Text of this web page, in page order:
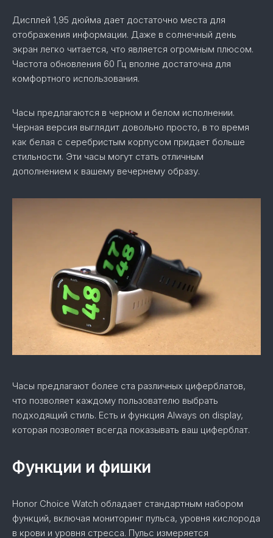
Дисплей 1,95 дюйма дает достаточно места для
отображения информации. Даже в солнечный день
экран легко читается, что является огромным плюсом.
Частота обновления 60 Гц вполне достаточна для
комфортного использования.
Часы предлагаются в черном и белом исполнении.
Черная версия выглядит довольно просто, в то время
как белая с серебристым корпусом придает больше
стильности. Эти часы могут стать отличным
дополнением к вашему вечернему образу.
Часы предлагают более ста различных циферблатов,
что позволяет каждому пользователю выбрать
подходящий стиль. Есть и функция Always on display,
которая позволяет всегда показывать ваш циферблат.
Функции и фишки
Honor Choice Watch обладает стандартным набором
функций, включая мониторинг пульса, уровня кислорода
в крови и уровня стресса. Пульс измеряется